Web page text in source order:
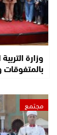
وزارة
مجتمع